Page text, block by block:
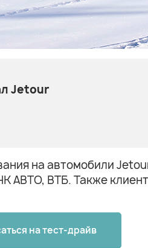
Jetour
на автомобили
ВТБ. Также
на тест-драйв